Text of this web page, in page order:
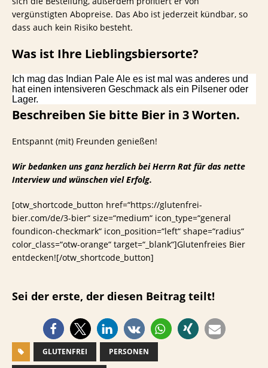
vergünstigten Abopreise. Das Abo ist jederzeit kündbar, so
dass auch kein Risiko besteht.
Was ist Ihre Lieblingsbiersorte?
Ich mag das Indian Pale Ale es ist mal was anderes und
hat einen intensiveren Geschmack als ein Pilsener oder
Lager.
Beschreiben Sie bitte Bier in 3 Worten.
Entspannt (mit) Freunden genießen!
Wir bedanken uns ganz herzlich bei Herrn Rat für das nette
Interview und wünschen viel Erfolg.
[otw_shortcode_button href=“https://glutenfrei-
bier.com/de/3-bier“ size=“medium“ icon_type=“general
foundicon-checkmark“ icon_position=“left“ shape=“radius“
color_class=“otw-orange“ target=“_blank“]Glutenfreies Bier
entdecken![/otw_shortcode_button]
Sei der erste, der diesen Beitrag teilt!
GLUTENFREI PERSONEN